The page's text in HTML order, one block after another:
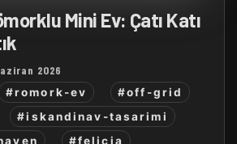
Mini Ev: Çatı Katı
2026
#romork-ev
#off-grid
#iskandinav-tasarimi
#felicia